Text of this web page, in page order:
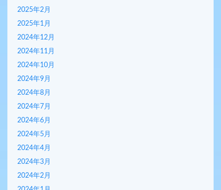
2025年2月
2025年1月
2024年12月
2024年11月
2024年10月
2024年9月
2024年8月
2024年7月
2024年6月
2024年5月
2024年4月
2024年3月
2024年2月